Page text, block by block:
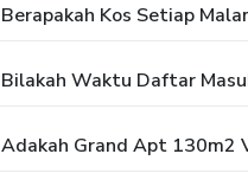
Berapakah Kos Setiap
Bilakah Waktu Daftar
Adakah Grand Apt 130m2